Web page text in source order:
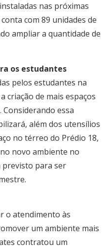
nas próximas
com 89 unidades de
ampliar a quantidade de
os estudantes
pelos estudantes na
criação de mais espaços
essa
além dos utensílios
no térreo do Prédio 18,
novo ambiente no
previsto para ser
o atendimento às
um ambiente mais
contratou um